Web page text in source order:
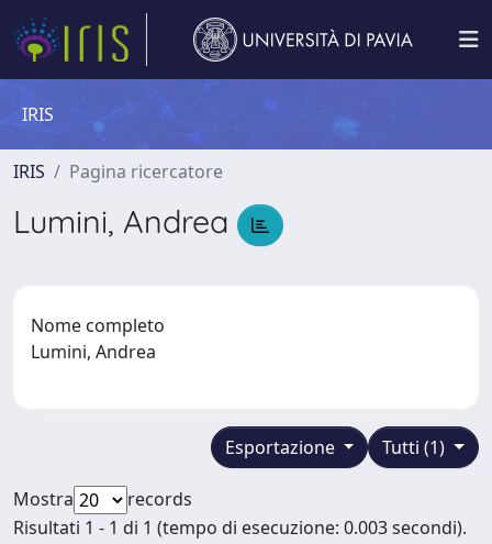
IRIS
IRIS Pagina ricercatore
Lumini, Andrea
Nome completo
Lumini, Andrea
Tutti (1)
Esportazione
Mostra
records
Risultati 1 - 1 di 1 (tempo di esecuzione: 0.003 secondi).